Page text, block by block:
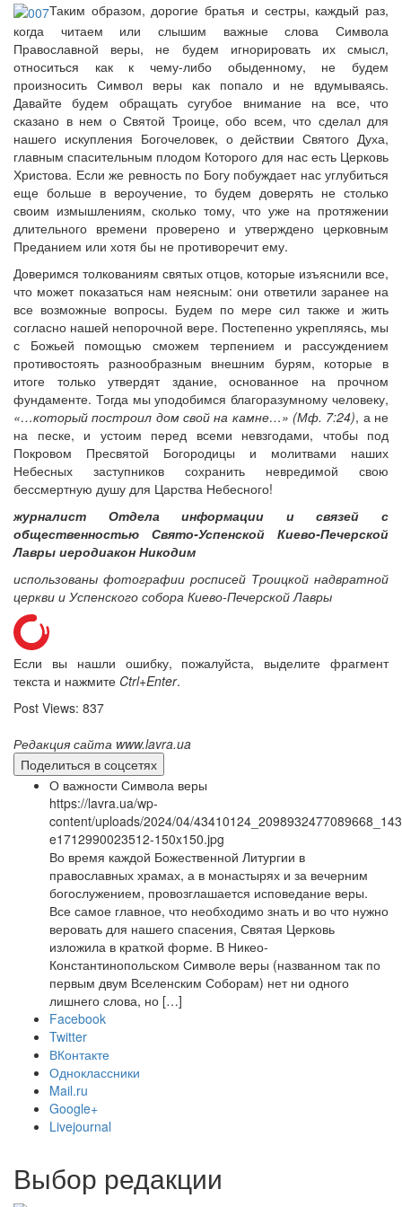
Таким образом, дорогие братья и сестры, каждый раз,
когда читаем или слышим важные слова Символа
Православной веры, не будем игнорировать их смысл,
относиться как к чему-либо обыденному, не будем
произносить Символ веры как попало и не вдумываясь.
Давайте будем обращать сугубое внимание на все, что
сказано в нем о Святой Троице, обо всем, что сделал для
нашего искупления Богочеловек, о действии Святого Духа,
главным спасительным плодом Которого для нас есть Церковь
Христова. Если же ревность по Богу побуждает нас углубиться
еще больше в вероучение, то будем доверять не столько
своим измышлениям, сколько тому, что уже на протяжении
длительного времени проверено и утверждено церковным
Преданием или хотя бы не противоречит ему.
Доверимся толкованиям святых отцов, которые изъяснили все,
что может показаться нам неясным: они ответили заранее на
все возможные вопросы. Будем по мере сил также и жить
согласно нашей непорочной вере. Постепенно укрепляясь, мы
с Божьей помощью сможем терпением и рассуждением
противостоять разнообразным внешним бурям, которые в
итоге только утвердят здание, основанное на прочном
фундаменте. Тогда мы уподобимся благоразумному человеку,
«…который построил дом свой на камне…» (Мф. 7:24), а не
на песке, и устоим перед всеми невзгодами, чтобы под
Покровом Пресвятой Богородицы и молитвами наших
Небесных заступников сохранить невредимой свою
бессмертную душу для Царства Небесного!
журналист Отдела информации и связей с
общественностью Свято-Успенской Киево-Печерской
Лавры иеродиакон Никодим
использованы фотографии росписей Троицкой надвратной
церкви и Успенского собора Киево-Печерской Лавры
Если вы нашли ошибку, пожалуйста, выделите фрагмент
текста и нажмите Ctrl+Enter.
Post Views: 837
Редакция сайта www.lavra.ua
Поделиться в соцсетях
О важности Символа веры
https://lavra.ua/wp-
content/uploads/2024/04/
e1712990023512-150x150.jpg
Во время каждой Божественной Литургии в
православных храмах, а в монастырях и за вечерним
богослужением, провозглашается исповедание веры.
Все самое главное, что необходимо знать и во что нужно
веровать для нашего спасения, Святая Церковь
изложила в краткой форме. В Никео-
Константинопольском Символе веры (названном так по
первым двум Вселенским Соборам) нет ни одного
лишнего слова, но […]
Facebook
Twitter
ВКонтакте
Одноклассники
Mail.ru
Google+
Livejournal
Выбор редакции